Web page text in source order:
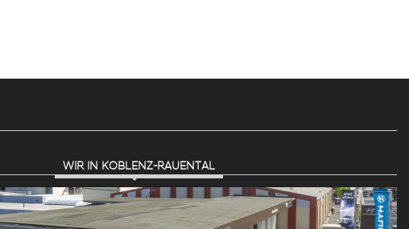
WIR IN KOBLENZ-RAUENTAL